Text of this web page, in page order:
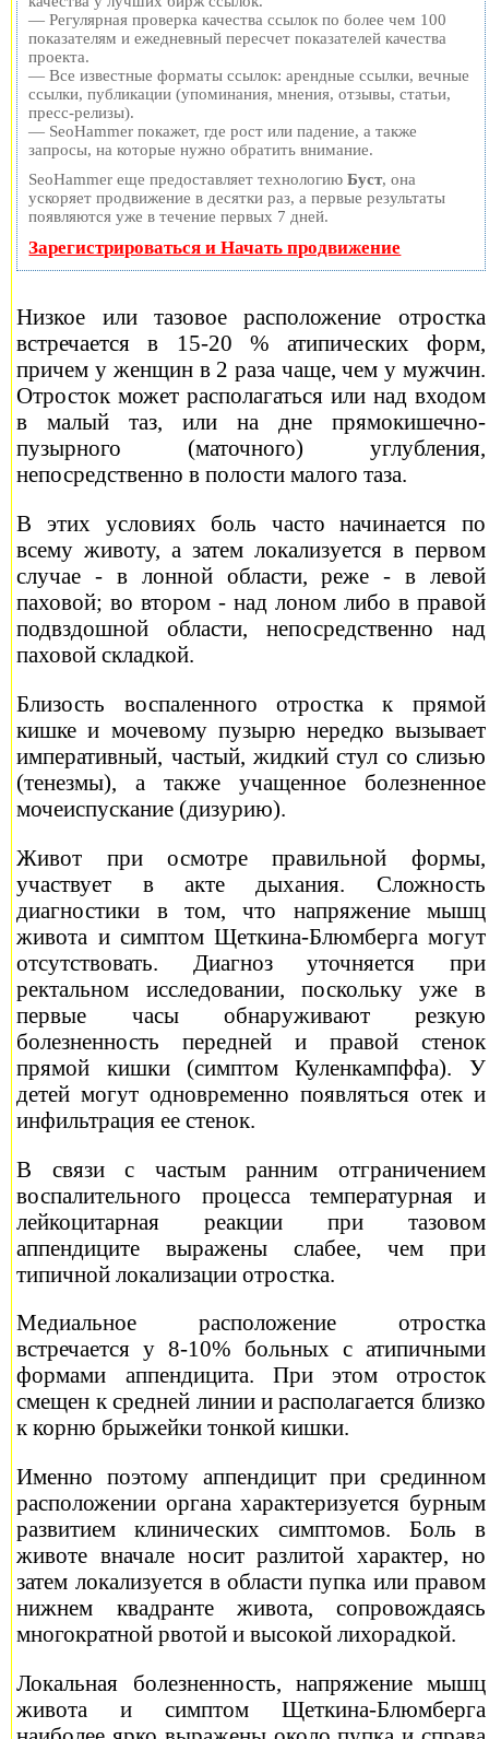
— Регулярная проверка качества ссылок по более чем 100
показателям и ежедневный пересчет показателей качества
проекта.
— Все известные форматы ссылок: арендные ссылки, вечные
ссылки, публикации (упоминания, мнения, отзывы, статьи,
пресс-релизы).
— SeoHammer покажет, где рост или падение, а также
запросы, на которые нужно обратить внимание.
SeoHammer еще предоставляет технологиюБуст, она
ускоряет продвижение в десятки раз, а первые результаты
появляются уже в течение первых 7 дней.
Зарегистрироваться и Начать продвижение
Низкое или тазовое расположение отростка
встречается в 15-20 % атипических форм,
причем у женщин в 2 раза чаще, чем у мужчин.
Отросток может располагаться или над входом
в малый таз, или на дне прямокишечно-
пузырного (маточного) углубления,
непосредственно в полости малого таза.
В этих условиях боль часто начинается по
всему животу, а затем локализуется в первом
случае - в лонной области, реже - в левой
паховой; во втором - над лоном либо в правой
подвздошной области, непосредственно над
паховой складкой.
Близость воспаленного отростка к прямой
кишке и мочевому пузырю нередко вызывает
императивный, частый, жидкий стул со слизью
(тенезмы), а также учащенное болезненное
мочеиспускание (дизурию).
Живот при осмотре правильной формы,
участвует в акте дыхания. Сложность
диагностики в том, что напряжение мышц
живота и симптом Щеткина-Блюмберга могут
отсутствовать. Диагноз уточняется при
ректальном исследовании, поскольку уже в
первые часы обнаруживают резкую
болезненность передней и правой стенок
прямой кишки (симптом Куленкампффа). У
детей могут одновременно появляться отек и
инфильтрация ее стенок.
В связи с частым ранним отграничением
воспалительного процесса температурная и
лейкоцитарная реакции при тазовом
аппендиците выражены слабее, чем при
типичной локализации отростка.
Медиальное расположение отростка
встречается у 8-10% больных с атипичными
формами аппендицита. При этом отросток
смещен к средней линии и располагается близко
к корню брыжейки тонкой кишки.
Именно поэтому аппендицит при срединном
расположении органа характеризуется бурным
развитием клинических симптомов. Боль в
животе вначале носит разлитой характер, но
затем локализуется в области пупка или правом
нижнем квадранте живота, сопровождаясь
многократной рвотой и высокой лихорадкой.
Локальная болезненность, напряжение мышц
живота и симптом Щеткина-Блюмберга